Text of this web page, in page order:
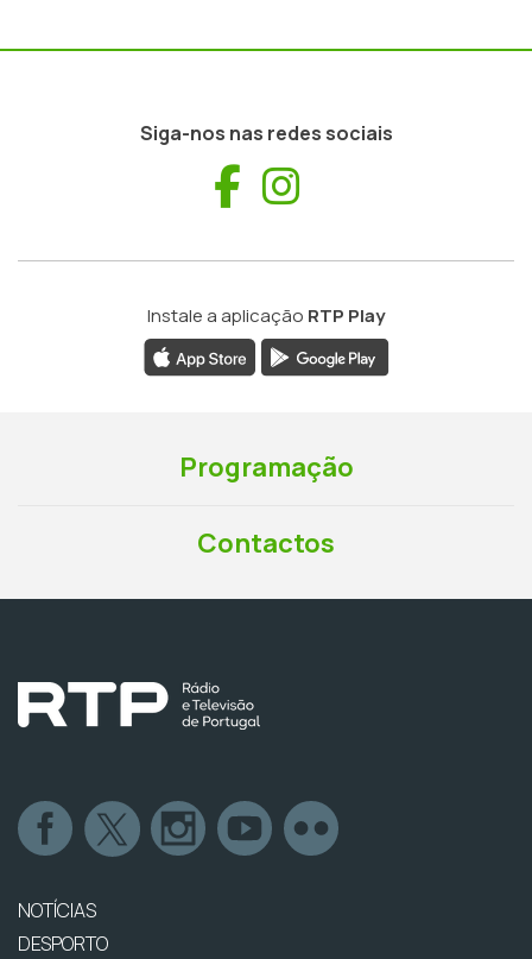
Siga-nos nas redes sociais
Facebook
Instale a aplicação RTP Play
Programação
Contactos
NOTÍCIAS
DESPORTO